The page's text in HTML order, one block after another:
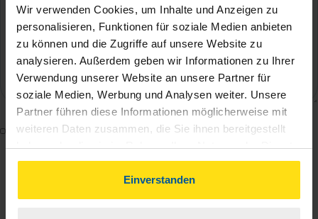
Wir verwenden Cookies, um Inhalte und Anzeigen zu
personalisieren, Funktionen für soziale Medien anbieten
zu können und die Zugriffe auf unsere Website zu
analysieren. Außerdem geben wir Informationen zu Ihrer
Verwendung unserer Website an unsere Partner für
soziale Medien, Werbung und Analysen weiter. Unsere
Partner führen diese Informationen möglicherweise mit
weiteren Daten zusammen, die Sie ihnen bereitgestellt
haben oder die sie im Rahmen Ihrer Nutzung der Dienste
gesammelt haben. Indem Sie auf Einverstanden klicken,
können Sie der Verwendung von Cookies, gemäß
unserer➔ Datenschutzrichtliniezustimmen.
Einverstanden
Mit dem Absenden des Kontaktformulars erkläre ich
mich damit einverstanden, dass meine Daten zur